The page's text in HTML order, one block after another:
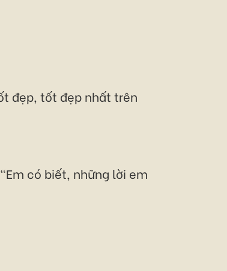
đẹp, tốt đẹp nhất trên
có biết, những lời em